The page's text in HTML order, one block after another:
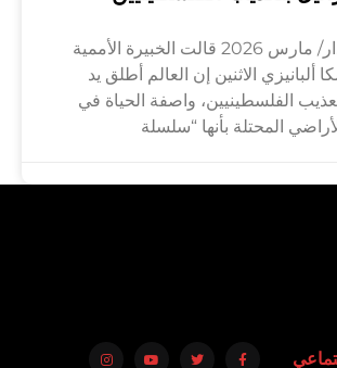
مدار: 24 آذار/ مارس 2026 قالت الخبيرة الأممية
ألبانيزي الاثنين إن العالم أطلق يد
الفلسطينيين، واصفة الحياة في
المحتلة بأنها “سلسلة